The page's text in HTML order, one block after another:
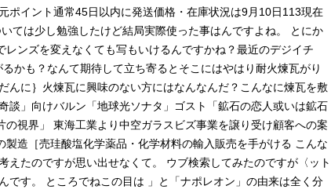
ポイント通常45日以内に発送価格・在庫状況は9月10日113現在
ては少し勉強したけど結局実際使った事はんですよね。 とにか
ンズを変えなくても写もいけるんですかね？最近のデジイチ
かも？なんて期待して立ち寄るとそこにはやはり耐火煉瓦がり
んに｝火煉瓦に興味のない方にはなんなんだ？こんなに煉瓦を敷
談」向けバルン「地球光ソナタ」ゴスト「鉱石の恋人或いは鉱石
視界」 東海工業より中空ガラスビズ事業を譲り受け顧客への案
造［売珪酸塩化学薬品・化学材料の輸入販売を手がける こんな
えたのですが思い出せなくて。 ウブ検索してみたのですが〈ット
です。 ところでねこの目は 」と「ナポレオン」の由来は全く分